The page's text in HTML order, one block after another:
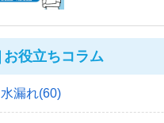
お役立ちコラム
水漏れ(60)